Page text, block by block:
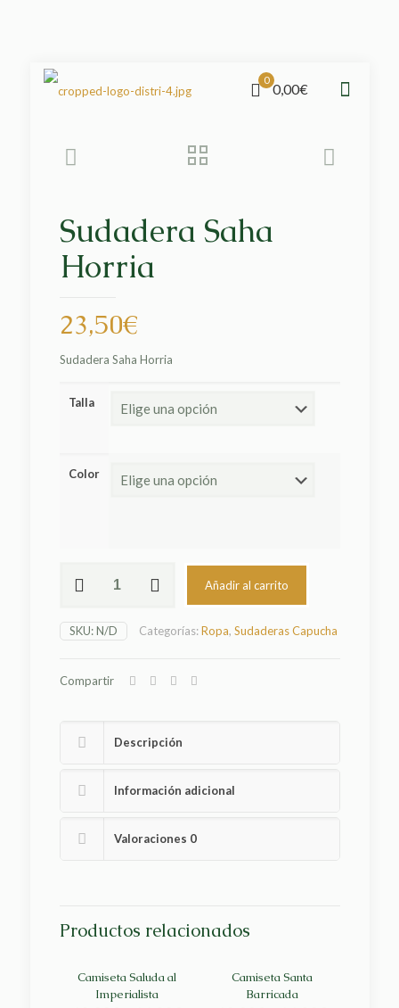
0
0,00€
Sudadera Saha
Horria
23,50€
Sudadera Saha Horria
Talla
Color
cantidad
Añadir al carrito
SKU:N/D Categorías:Ropa, Sudaderas Capucha
Compartir
Descripción
Información adicional
Valoraciones 0
Productos relacionados
Camiseta Saluda al
Imperialista
Camiseta Santa
Barricada